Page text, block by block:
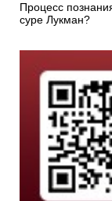
Процесс
суре Лукман?